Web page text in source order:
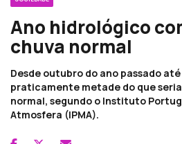
Ano hidrológico
chuva normal
Desde outubro do ano passado
praticamente metade do que
normal, segundo o Instituto
Atmosfera (IPMA).